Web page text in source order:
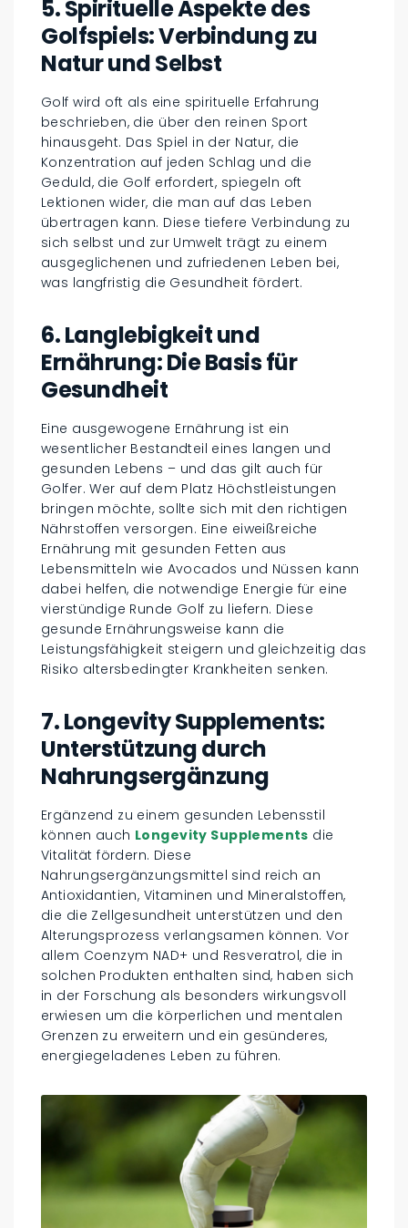
5. Spirituelle Aspekte des
Golfspiels: Verbindung zu
Natur und Selbst
Golf wird oft als eine spirituelle Erfahrung
beschrieben, die über den reinen Sport
hinausgeht. Das Spiel in der Natur, die
Konzentration auf jeden Schlag und die
Geduld, die Golf erfordert, spiegeln oft
Lektionen wider, die man auf das Leben
übertragen kann. Diese tiefere Verbindung zu
sich selbst und zur Umwelt trägt zu einem
ausgeglichenen und zufriedenen Leben bei,
was langfristig die Gesundheit fördert.
6. Langlebigkeit und
Ernährung: Die Basis für
Gesundheit
Eine ausgewogene Ernährung ist ein
wesentlicher Bestandteil eines langen und
gesunden Lebens – und das gilt auch für
Golfer. Wer auf dem Platz Höchstleistungen
bringen möchte, sollte sich mit den richtigen
Nährstoffen versorgen. Eine eiweißreiche
Ernährung mit gesunden Fetten aus
Lebensmitteln wie Avocados und Nüssen kann
dabei helfen, die notwendige Energie für eine
vierstündige Runde Golf zu liefern. Diese
gesunde Ernährungsweise kann die
Leistungsfähigkeit steigern und gleichzeitig das
Risiko altersbedingter Krankheiten senken.
7. Longevity Supplements:
Unterstützung durch
Nahrungsergänzung
Ergänzend zu einem gesunden Lebensstil
können auch Longevity Supplements die
Vitalität fördern. Diese
Nahrungsergänzungsmittel sind reich an
Antioxidantien, Vitaminen und Mineralstoffen,
die die Zellgesundheit unterstützen und den
Alterungsprozess verlangsamen können. Vor
allem Coenzym NAD+ und Resveratrol, die in
solchen Produkten enthalten sind, haben sich
in der Forschung als besonders wirkungsvoll
erwiesen um die körperlichen und mentalen
Grenzen zu erweitern und ein gesünderes,
energiegeladenes Leben zu führen.